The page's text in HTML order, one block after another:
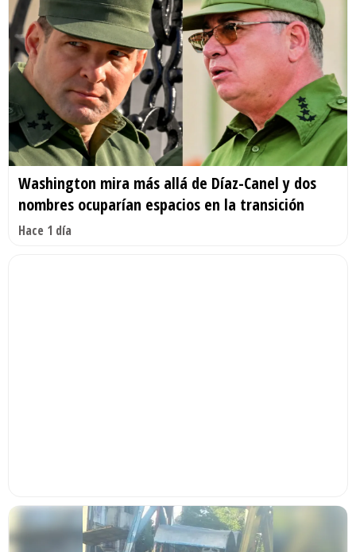
Washington mira más allá de Díaz-Canel y dos
nombres ocuparían espacios en la transición
Hace 1 día